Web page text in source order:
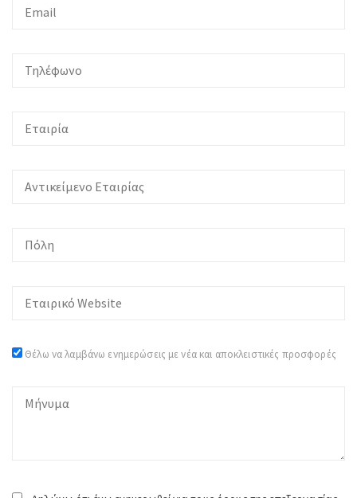
Θέλω να λαμβάνω ενημερώσεις με νέα και αποκλειστικές προσφορές